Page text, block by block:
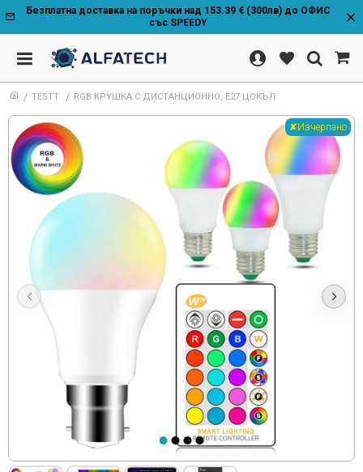
Безплатна доставка на поръчки над 153.39 € (300лв) до ОФИС
със SPEEDY
TESTT RGB КРУШКА С ДИСТАНЦИОННО, Е27 ЦОКЪЛ
✘Изчерпано